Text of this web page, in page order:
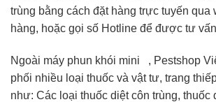
trùng bằng cách đặt hàng trực tuyến qua
hàng, hoặc gọi số Hotline để được tư
Ngoài máy phun khói mini , Pestshop
phối nhiều loại thuốc và vật tư, trang
như: Các loại thuốc diệt côn trùng, thuốc